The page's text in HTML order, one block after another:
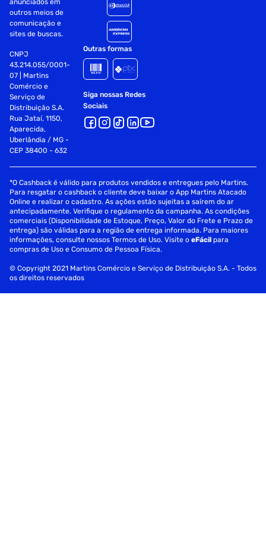
anunciados em
outros meios de
comunicação e
sites de buscas.
CNPJ
43.214.055/0001-
07 | Martins
Comércio e
Serviço de
Distribuição S.A.
Rua Jataí, 1150,
Aparecida,
Uberlândia / MG -
CEP 38400 - 632
Outras formas
Siga nossas Redes
Sociais
*O Cashback é válido para produtos vendidos e entregues pelo Martins.
Para resgatar o cashback o cliente deve baixar o App Martins Atacado
Online e realizar o cadastro. As ações estão sujeitas a saírem do ar
antecipadamente. Verifique o regulamento da campanha. As condições
comerciais (Disponibilidade de Estoque, Preço, Valor do Frete e Prazo de
entrega) são válidas para a região de entrega informada. Para maiores
informações, consulte nossos Termos de Uso. Visite oeFácil para
compras de Uso e Consumo de Pessoa Física.
© Copyright 2021 Martins Comércio e Serviço de Distribuição S.A. - Todos
os direitos reservados